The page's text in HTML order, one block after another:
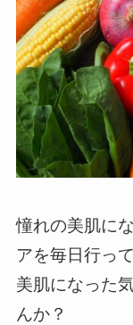
憧れの美肌に
アを毎日行っ
美肌になった
んか？